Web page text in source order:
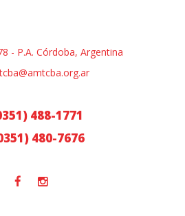
- P.A. Córdoba, Argentina
488-1771
480-7676